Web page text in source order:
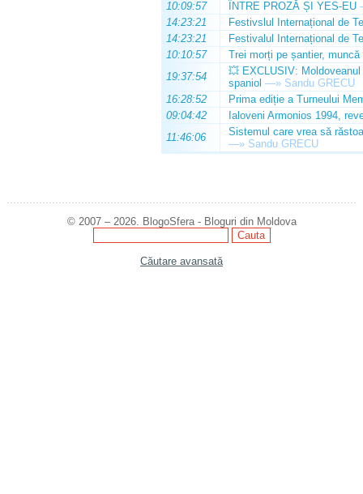
10:09:57 ÎNTRE PROZĂ ȘI YES-EU
14:23:21
Festivslul Internațional de
14:23:21
Festivalul Internațional de
10:10:57
Trei morți pe șantier, muncă
19:37:54
💥 EXCLUSIV:
spaniol —» Sandu GRECU
16:28:52
Prima ediție a Turneului
09:04:42
Ialoveni Armonios 1994,
11:46:06
Sistemul care vrea să
—» Sandu GRECU
© 2007 – 2026. BlogoSfera - Bloguri din Moldova
Căutare avansată